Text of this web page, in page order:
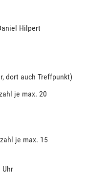
Hilpert
dort auch Treffpunkt)
je max. 20
je max. 15